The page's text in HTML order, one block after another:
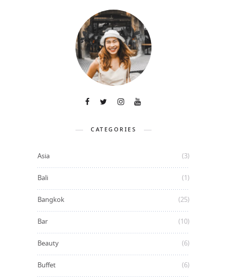
CATEGORIES
Asia (3)
Bali (1)
Bangkok (25)
Bar (10)
Beauty (6)
Buffet (6)